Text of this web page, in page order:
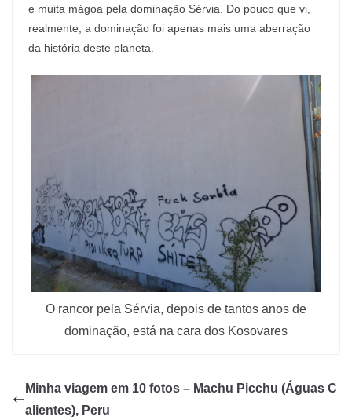
e muita mágoa pela dominação Sérvia. Do pouco que vi,
realmente, a dominação foi apenas mais uma aberração
da história deste planeta.
O rancor pela Sérvia, depois de tantos anos de
dominação, está na cara dos Kosovares
Minha viagem em 10 fotos – Machu Picchu (Águas C
alientes), Peru